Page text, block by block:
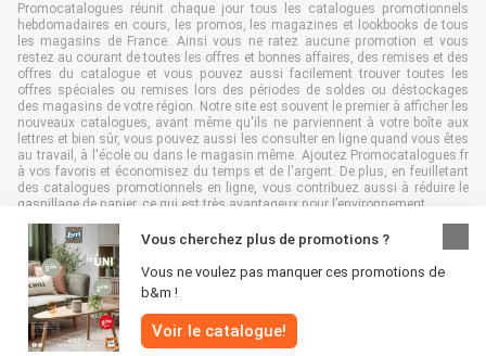
Vous cherchez plus de promotions ?
Vous ne voulez pas manquer ces promotions de
b&m !
Voir le catalogue!
Promocatalogues réunit chaque jour tous les catalogues promotionnels
hebdomadaires en cours, les promos, les magazines et lookbooks de tous
les magasins de France. Ainsi vous ne ratez aucune promotion et vous
restez au courant de toutes les offres et bonnes affaires, des remises et des
offres du catalogue et vous pouvez aussi facilement trouver toutes les
offres spéciales ou remises lors des périodes de soldes ou déstockages
des magasins de votre région. Notre site est souvent le premier à afficher les
nouveaux catalogues, avant même qu'ils ne parviennent à votre boîte aux
lettres et bien sûr, vous pouvez aussi les consulter en ligne quand vous êtes
au travail, à l'école ou dans le magasin même. Ajoutez Promocatalogues.fr
à vos favoris et économisez du temps et de l'argent. De plus, en feuilletant
des catalogues promotionnels en ligne, vous contribuez aussi à réduire le
gaspillage de papier, ce qui est très avantageux pour l’environnement.
Tous droits réservés & copie : Promocatalogues.fr 2026 |
responsabilité|Conditions générales |Politique de confidentialité
relative aux cookies